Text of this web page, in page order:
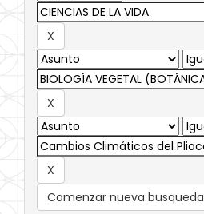
Comenzar nueva busqueda